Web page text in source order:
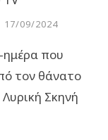
17/09/2024
που
τον θάνατο
Σκηνή